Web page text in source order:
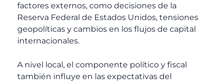
factores externos, como decisiones de la
Reserva Federal de Estados Unidos, tensiones
geopolíticas y cambios en los flujos de capital
internacionales.
A nivel local, el componente político y fiscal
también influye en las expectativas del